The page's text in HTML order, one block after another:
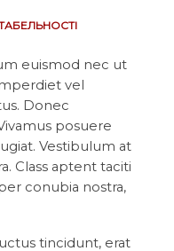
euismod nec ut
vel
Donec
posuere
Vestibulum at
Class aptent taciti
conubia nostra,
tincidunt, erat